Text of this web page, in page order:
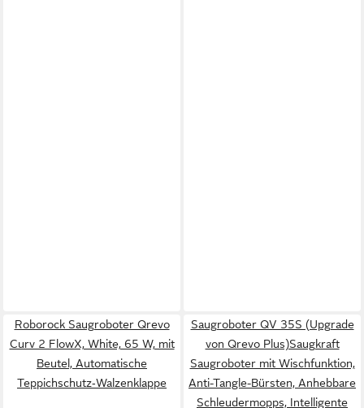
Roborock Saugroboter Qrevo
Curv 2 FlowX, White, 65 W, mit
Beutel, Automatische
Teppichschutz‑Walzenklappe
Saugroboter QV 35S (Upgrade
von Qrevo Plus)Saugkraft
Saugroboter mit Wischfunktion,
Anti-Tangle-Bürsten, Anhebbare
Schleudermopps, Intelligente